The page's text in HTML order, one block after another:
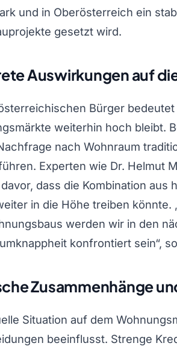
und in Oberösterreich ein
gesetzt wird.
Auswirkungen auf
Bürger
weiterhin hoch bleibt.
nach Wohnraum
Experten wie Dr. Helmut
dass die Kombination
in die Höhe treiben
werden wir in den
konfrontiert sein“,
Zusammenhänge
Situation auf dem
beeinflusst. Strenge